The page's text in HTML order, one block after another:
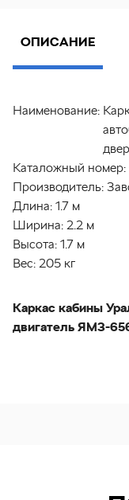
ОПИСАНИЕ
Наименование:
Каталожный номер:
Производитель:
Длина: 1.7 м
Ширина: 2.2 м
Высота: 1.7 м
Вес: 205 кг
Каркас кабины
двигатель ЯМЗ-